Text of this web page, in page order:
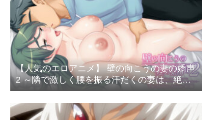
【人気のエロアニメ】 壁の向こうの妻の嬌声
2 ～隣で激しく腰を振る汗だくの妻は、絶頂
の果てに白濁汁を注がれ淫らなイキ顔を上司
に魅せる～The Motion Anime 前編